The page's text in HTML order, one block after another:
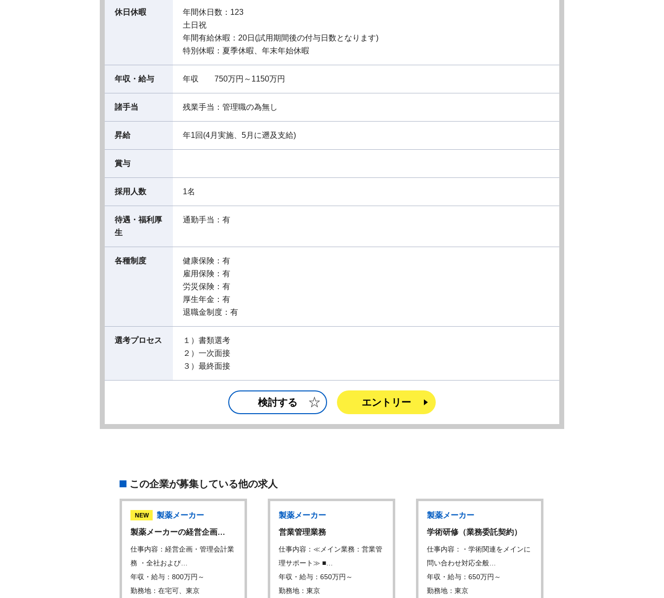
休日休暇
年間休日数：123
土日祝
年間有給休暇：20日(試用期間後の付与日数となります)
特別休暇：夏季休暇、年末年始休暇
年収・給与 年収 750万円～1150万円
諸手当 残業手当：管理職の為無し
昇給 年1回(4月実施、5月に遡及支給)
賞与
採用人数 1名
待遇・福利厚
生
通勤手当：有
各種制度
健康保険：有
雇用保険：有
労災保険：有
厚生年金：有
退職金制度：有
選考プロセス
１）書類選考
２）一次面接
３）最終面接
検討する エントリー
この企業が募集している他の求人
NEW
製薬メーカー
製薬メーカーの経営企画…
仕事内容：経営企画・管理会計業
務 ・全社および…
年収・給与：800万円～
勤務地：在宅可、東京
製薬メーカー
営業管理業務
仕事内容：≪メイン業務：営業管
理サポート≫ ■…
年収・給与：650万円～
勤務地：東京
製薬メーカー
学術研修（業務委託契約）
仕事内容：・学術関連をメインに
問い合わせ対応全般…
年収・給与：650万円～
勤務地：東京